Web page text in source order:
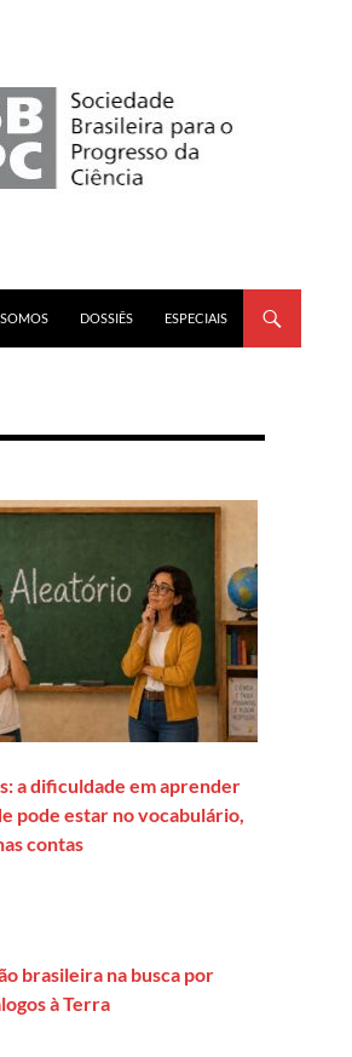
DOSSIÊS ESPECIAIS
a dificuldade em aprender
pode estar no vocabulário,
contas
brasileira na busca por
à Terra